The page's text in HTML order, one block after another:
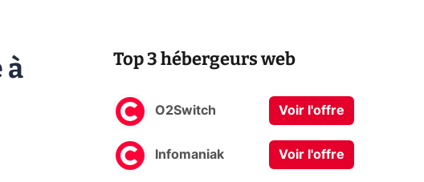
à
Top 3 hébergeurs web
O2Switch Voir l'offre
Infomaniak Voir l'offre